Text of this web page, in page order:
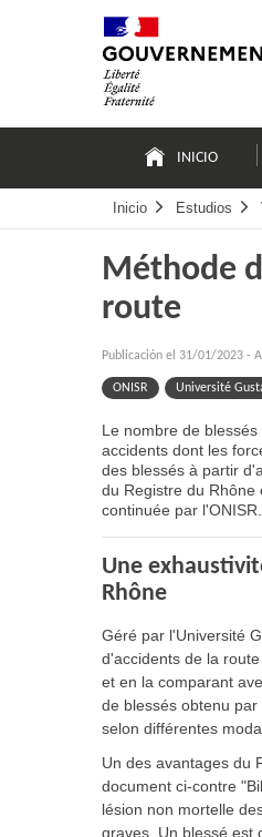
principale
INICIO
Inicio Estudios
Méthode
route
Publicación el 31/01/2023 -
ONISR Université
Le nombre de
accidents dont les
des blessés à partir
du Registre du Rhône
continuée par l'ONISR.
Une
Rhône
Géré par l'Université
d'accidents de la
et en la comparant
de blessés obtenu
selon différentes
Un des avantages du
document ci-contre
lésion non mortelle
graves. Un blessé est